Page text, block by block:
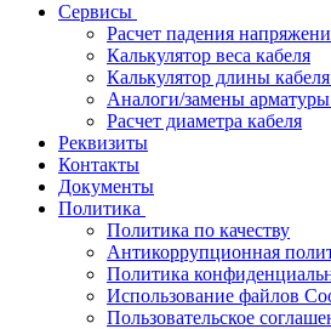
Сервисы
Расчет падения
Калькулятор веса кабеля
Калькулятор длины
Аналоги/замены
Расчет диаметра кабеля
Реквизиты
Контакты
Документы
Политика
Политика по качеству
Антикоррупционная
Политика
Использование файлов
Пользовательское